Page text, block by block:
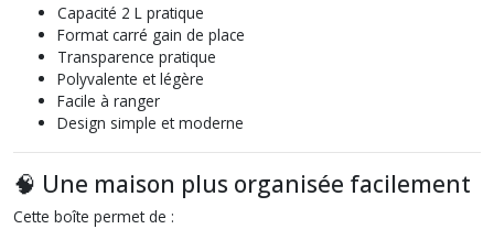
Capacité 2 L pratique
Format carré gain de place
Transparence pratique
Polyvalente et légère
Facile à ranger
Design simple et moderne
🧠 Une maison plus organisée facilement
Cette boîte permet de :